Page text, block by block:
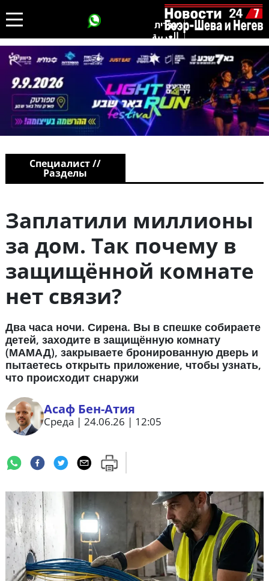
עברית
العربية
Специалист //
Разделы
Заплатили миллионы
за дом. Так почему в
защищённой комнате
нет связи?
Два часа ночи. Сирена. Вы в спешке собираете
детей, заходите в защищённую комнату
(МАМАД), закрываете бронированную дверь и
пытаетесь открыть приложение, чтобы узнать,
что происходит снаружи
Асаф Бен-Атия
Среда | 24.06.26 | 12:05